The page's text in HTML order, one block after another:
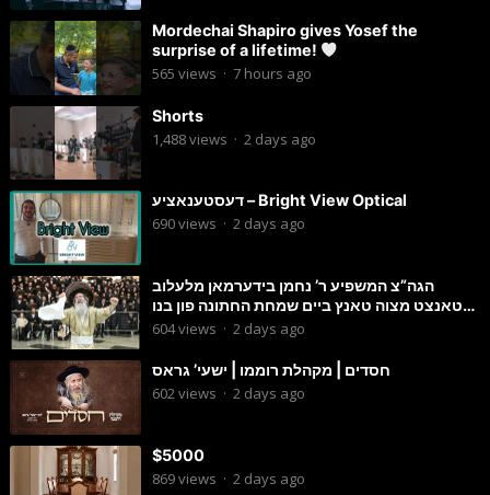
Mordechai Shapiro gives Yosef the
surprise of a lifetime!
565 views · 7 hours ago
Shorts
1,488views · 2 days ago
דעסטענאציע – Bright View Optical
690views · 2 days ago
הגה”צ המשפיע ר’ נחמן בידערמאן מלעלוב
טאנצט מצוה טאנץ ביים שמחת החתונה פון בנו
החתן
604views · 2 days ago
חסדים | מקהלת רוממו | ישעי’ גראס
602views · 2 days ago
$5000
869views · 2 days ago